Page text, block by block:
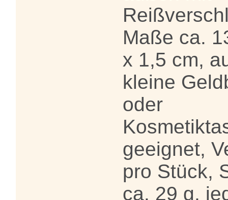
Maße ca.
x 1,5 cm,
kleine
oder
geeignet,
pro Stück,
ca. 29 g,